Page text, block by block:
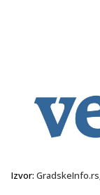
Izvor: GradskeInfo.rs